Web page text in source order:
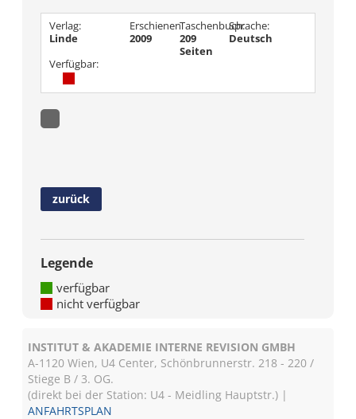
Verlag:
Linde
Erschienen
2009
Taschenbuch:
209
Seiten
Sprache:
Deutsch
Verfügbar:
zurück
Legende
verfügbar
nicht verfügbar
INSTITUT & AKADEMIE INTERNE REVISION GMBH
A-1120 Wien, U4 Center, Schönbrunnerstr. 218 - 220 /
Stiege B / 3. OG.
(direkt bei der Station: U4 - Meidling Hauptstr.) |
ANFAHRTSPLAN